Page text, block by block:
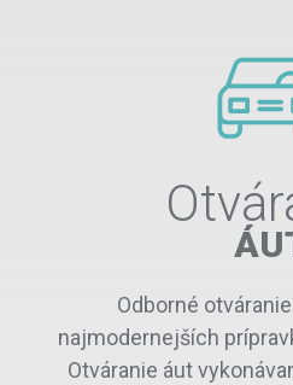
Odborné
najmodernejších
Otváranie áut